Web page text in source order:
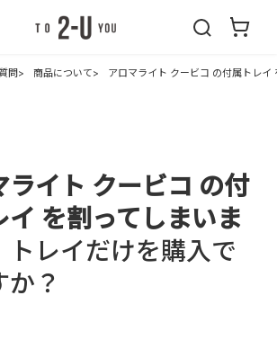
問 商品について アロマライト クービコ の付属トレ
ライト クービコ の付
イ を割ってしまいま
トレイだけを購入で
か？